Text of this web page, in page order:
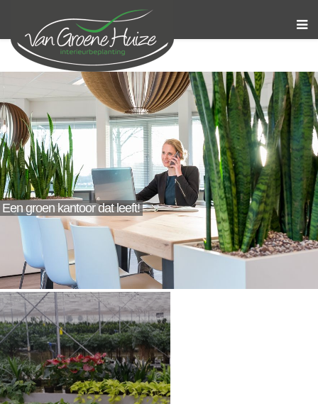
Een groen kantoor dat leeft!
Bloemen & Duurzame gifts
HYDROPLANTEN